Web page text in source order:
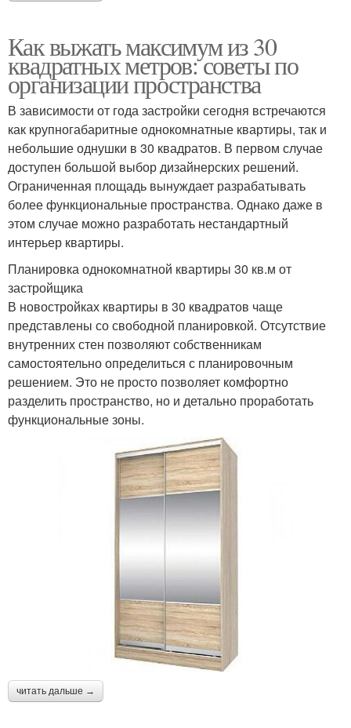
Как выжать максимум из 30
квадратных метров: советы по
организации пространства
В зависимости от года застройки сегодня встречаются
как крупногабаритные однокомнатные квартиры, так и
небольшие однушки в 30 квадратов. В первом случае
доступен большой выбор дизайнерских решений.
Ограниченная площадь вынуждает разрабатывать
более функциональные пространства. Однако даже в
этом случае можно разработать нестандартный
интерьер квартиры.
Планировка однокомнатной квартиры 30 кв.м от
застройщика
В новостройках квартиры в 30 квадратов чаще
представлены со свободной планировкой. Отсутствие
внутренних стен позволяют собственникам
самостоятельно определиться с планировочным
решением. Это не просто позволяет комфортно
разделить пространство, но и детально проработать
функциональные зоны.
читать дальше →